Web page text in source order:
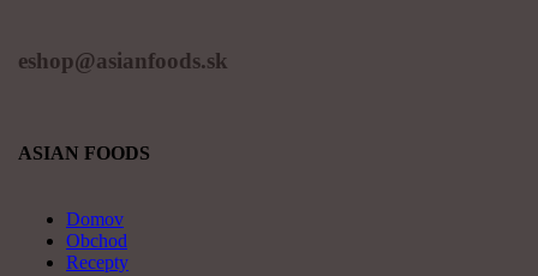
eshop@asianfoods.sk
ASIAN FOODS
Domov
Obchod
Recepty